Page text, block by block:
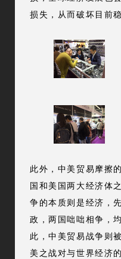
损失，从而破坏目前
此外，中美贸易摩擦
国和美国两大经济体
争的本质则是经济，
政，两国咄咄相争，
此，中美贸易战争则
美之战对与世界经济